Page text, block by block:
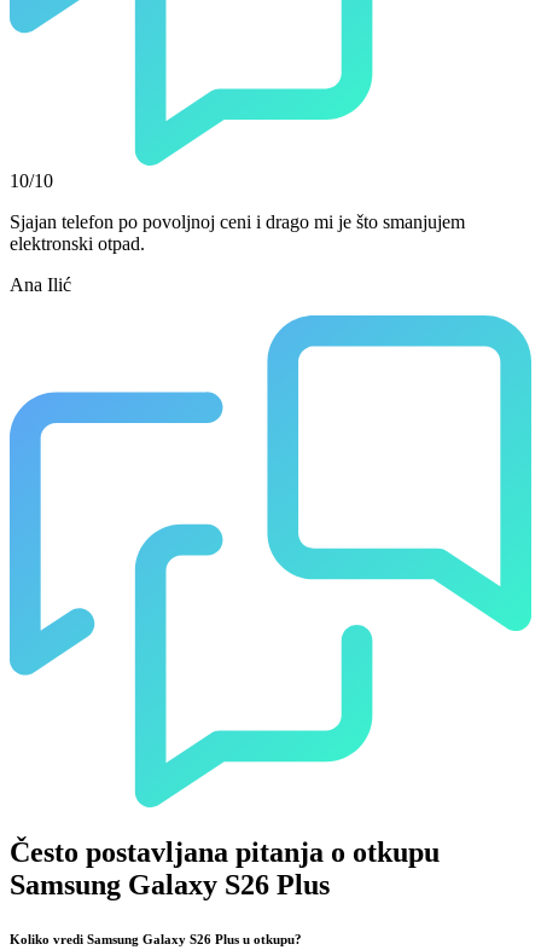
10/10
Sjajan telefon po povoljnoj ceni i drago mi je što smanjujem
elektronski otpad.
Ana Ilić
Često postavljana pitanja o otkupu
Samsung Galaxy S26 Plus
Koliko vredi Samsung Galaxy S26 Plus u otkupu?